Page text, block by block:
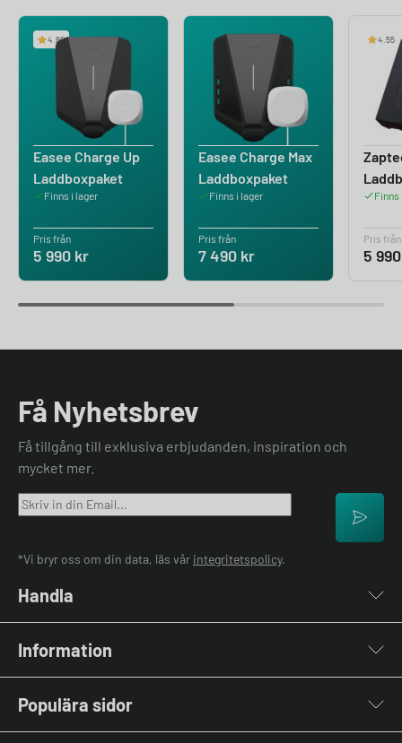
4.60
Easee Charge Up
Laddboxpaket
Finns i lager
Pris från
5 990 kr
Easee Charge Max
Laddboxpaket
Finns i lager
Pris från
7 490 kr
4.55
Finns
Pris från
5
Få Nyhetsbrev
Få tillgång till exklusiva erbjudanden, inspiration och
mycket mer.
*Vi bryr oss om din data, läs vår integritetspolicy.
Handla
Laddkablar
Kabelhållare
Stolpar & Fästen
Portabla Laddare
Information
Kontakta oss
Vanliga frågor & svar
Populära sidor